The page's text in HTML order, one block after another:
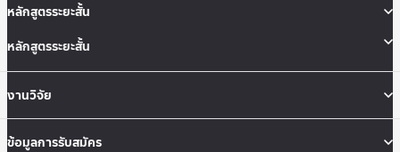
หลักสูตรระยะสั้น
หลักสูตรระยะสั้น
งานวิจัย
ข้อมูลการรับสมัคร